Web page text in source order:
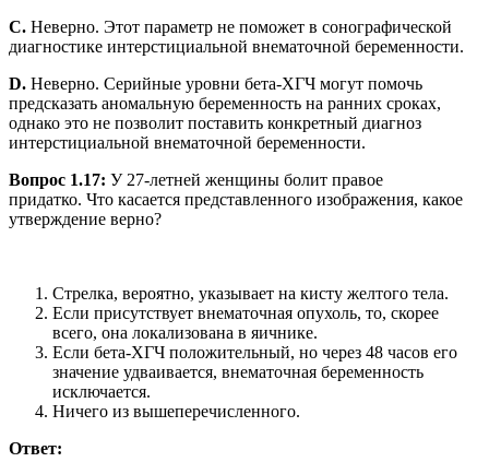
C. Неверно. Этот параметр не поможет в сонографической
диагностике интерстициальной внематочной беременности.
D. Неверно. Серийные уровни бета-ХГЧ могут помочь
предсказать аномальную беременность на ранних сроках,
однако это не позволит поставить конкретный диагноз
интерстициальной внематочной беременности.
Вопрос 1.17: У 27-летней женщины болит правое
придатко. Что касается представленного изображения, какое
утверждение верно?
Стрелка, вероятно, указывает на кисту желтого тела.
Если присутствует внематочная опухоль, то, скорее
всего, она локализована в яичнике.
Если бета-ХГЧ положительный, но через 48 часов его
значение удваивается, внематочная беременность
исключается.
Ничего из вышеперечисленного.
Ответ: